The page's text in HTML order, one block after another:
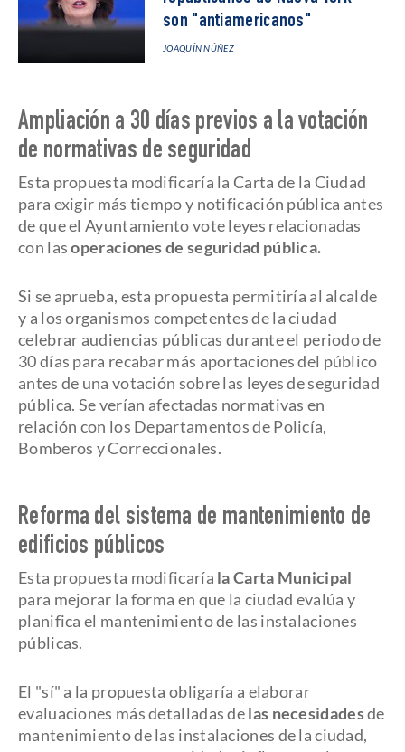
son "antiamericanos"
JOAQUÍN NÚÑEZ
Ampliación a 30 días previos a la votación
de normativas de seguridad
Esta propuesta modificaría la Carta de la Ciudad
para exigir más tiempo y notificación pública antes
de que el Ayuntamiento vote leyes relacionadas
con lasoperaciones de seguridad pública.
Si se aprueba, esta propuesta permitiría al alcalde
y a los organismos competentes de la ciudad
celebrar audiencias públicas durante el periodo de
30 días para recabar más aportaciones del público
antes de una votación sobre las leyes de seguridad
pública. Se verían afectadas normativas en
relación con los Departamentos de Policía,
Bomberos y Correccionales.
Reforma del sistema de mantenimiento de
edificios públicos
Esta propuesta modificaría la Carta Municipal
para mejorar la forma en que la ciudad evalúa y
planifica el mantenimiento de las instalaciones
públicas.
El "sí" a la propuesta obligaría a elaborar
evaluaciones más detalladas delas necesidadesde
mantenimiento de las instalaciones de la ciudad,